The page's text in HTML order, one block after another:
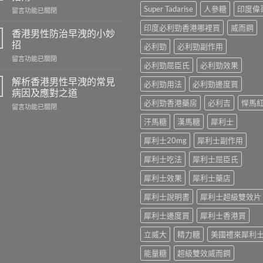
壯
藥
商
城
–
業
壯
產
在
港
男
性
預
早
洩
的
全
留言功能已關閉
香港男性防治早洩的小妙
招
在
港
男
性
防
留言功能已關閉
解析香港男性早洩的常見
病因及應對之道
在
留言功能已關閉
Super Tadarise
人參糖
印度偉
印度必利勁香港哪裡買
威而鋼
必利勁
必利勁副作用
必利勁屈臣氏
必利勁效果
必利勁用法
必利勁邊度買
必利勁香港藥房
必利吉
悍馬
汗馬糖
漢馬糖
犀利士
犀利士20mg
犀利士副作用
犀利士吃法
犀利士屈臣氏
犀利士效果
犀利士藥店
犀利士說明書
犀利士超級雙效片
犀利士邊度買
犀利士香港買
立威大
精力糖
美國禮來犀利士
能量糖
超級雙效威而鋼